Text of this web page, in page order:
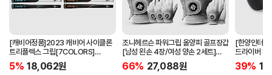
[캐비어정품]2023 캐비어 사이클론
트리플렉스 그립[7COLORS]
[라운드][39g/42g/46g/50g]
[R/S 토크]
5% 18,062원
조니헤르슨 파워그립 올양피 골프장갑
[남성 왼손 4장/여성 양손 2세트]
[화이트][케이스포함]
66% 27,088원
[한양인터
드라이버 헤
[HD-302]
39%